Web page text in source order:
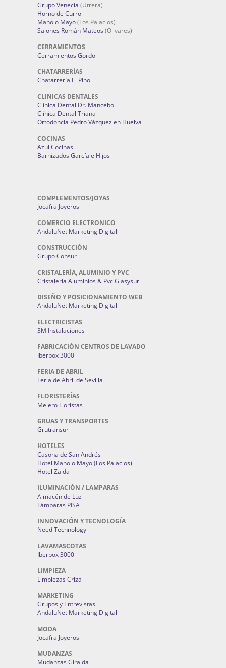
Grupo Venecia (Utrera)
Horno de Curro
Manolo Mayo(Los Palacios)
Salones Román Mateos (Olivares)
CERRAMIENTOS
Cerramientos Gordo
CHATARRERÍAS
Chatarrería El Pino
CLINICAS DENTALES
Clínica Dental Dr. Mancebo
Clínica Dental Triana
Ortodoncia Pedro Vázquez en Huelva
COCINAS
Azul Cocinas
Barnizados García e Hijos
COMPLEMENTOS/JOYAS
Jocafra Joyeros
COMERCIO ELECTRONICO
AndaluNet Marketing Digital
CONSTRUCCIÓN
Grupo Consur
CRISTALERÍA, ALUMINIO Y PVC
Cristaleria Aluminios & Pvc Glasysur
DISEÑO Y POSICIONAMIENTO WEB
AndaluNet Marketing Digital
ELECTRICISTAS
3M Instalaciones
FABRICACIÓN CENTROS DE LAVADO
Iberbox 3000
FERIA DE ABRIL
Feria de Abril de Sevilla
FLORISTERÍAS
Melero Floristas
GRUAS Y TRANSPORTES
Grutransur
HOTELES
Casona de San Andrés
Hotel Manolo Mayo (Los Palacios)
Hotel Zaida
ILUMINACIÓN / LAMPARAS
Almacén de Luz
Lámparas PISA
INNOVACIÓN Y TECNOLOGÍA
Need Technology
LAVAMASCOTAS
Iberbox 3000
LIMPIEZA
Limpiezas Criza
MARKETING
Grupos y Entrevistas
AndaluNet Marketing Digital
MODA
Jocafra Joyeros
MUDANZAS
Mudanzas Giralda